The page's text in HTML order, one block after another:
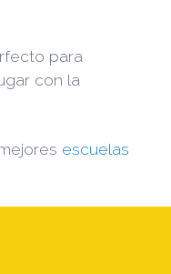
para
con la
escuelas